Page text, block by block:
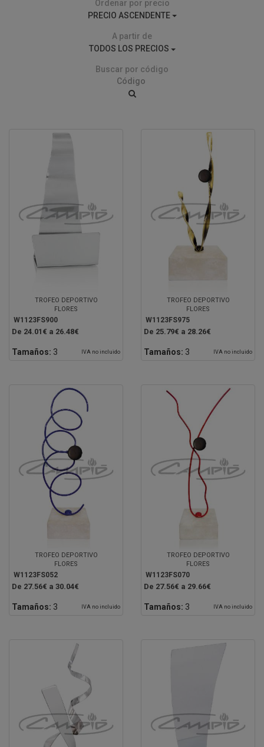
Ordenar por precio
PRECIO ASCENDENTE
A partir de
TODOS LOS PRECIOS
Buscar por código
TROFEO DEPORTIVO
FLORES
W1123FS900
De 24.01€ a 26.48€
Tamaños: 3 IVA no incluido
TROFEO DEPORTIVO
FLORES
W1123FS975
De 25.79€ a 28.26€
Tamaños: 3 IVA no incluido
TROFEO DEPORTIVO
FLORES
W1123FS052
De 27.56€ a 30.04€
Tamaños: 3 IVA no incluido
TROFEO DEPORTIVO
FLORES
W1123FS070
De 27.56€ a 29.66€
Tamaños: 3 IVA no incluido